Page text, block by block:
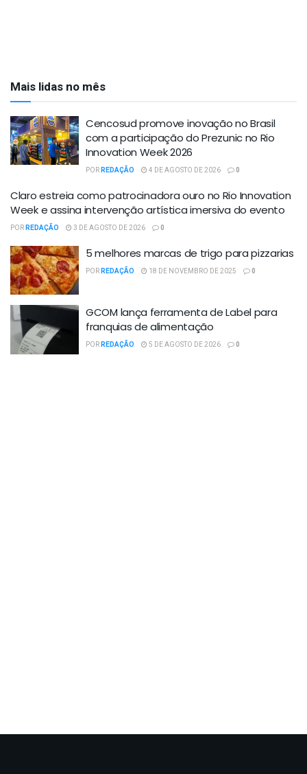
Mais lidas no mês
Cencosud promove inovação no Brasil
com a participação do Prezunic no Rio
Innovation Week 2026
PORREDAÇÃO 4 DE AGOSTO DE 2026 0
Claro estreia como patrocinadora ouro no Rio Innovation
Week e assina intervenção artística imersiva do evento
PORREDAÇÃO 3 DE AGOSTO DE 2026 0
5 melhores marcas de trigo para pizzarias
PORREDAÇÃO 18 DE NOVEMBRO DE 2025 0
GCOM lança ferramenta de Label para
franquias de alimentação
PORREDAÇÃO 5 DE AGOSTO DE 2026 0